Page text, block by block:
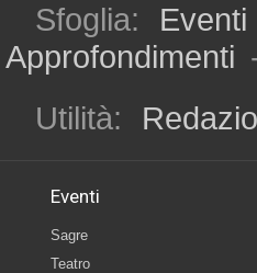
Sfoglia: Eventi
Approfondimenti
Utilità:
Eventi
Sagre
Teatro